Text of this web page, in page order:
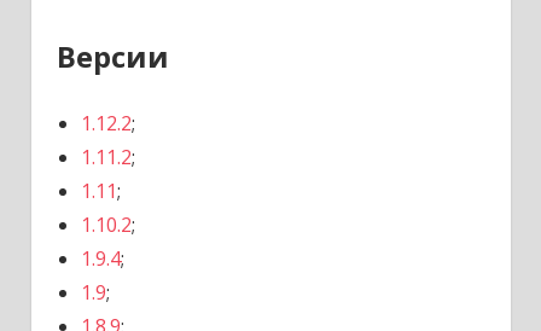
Версии
1.12.2;
1.11.2;
1.11;
1.10.2;
1.9.4;
1.9;